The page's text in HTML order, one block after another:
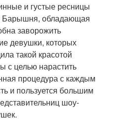
и густые ресницы
Барышня, обладающая
заворожить
девушки, которых
такой красотой
с целью нарастить
процедура с каждым
и пользуется большим
шоу-